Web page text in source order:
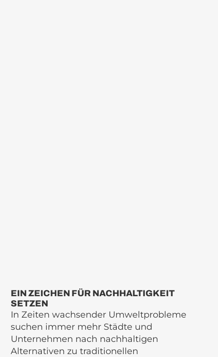
EIN ZEICHEN FÜR NACHHALTIGKEIT
SETZEN
In Zeiten wachsender Umweltprobleme
suchen immer mehr Städte und
Unternehmen nach nachhaltigen
Alternativen zu traditionellen